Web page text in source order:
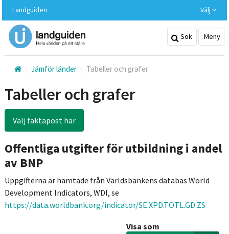
huvudinnehållet
Landguiden Välj
Sök Meny
Jämför länder Tabeller och grafer
Tabeller och grafer
Välj faktapost här
Offentliga utgifter för utbildning i andel
av BNP
Uppgifterna är hämtade från Världsbankens databas World
Development Indicators, WDI, se
https://data.worldbank.org/indicator/SE.XPD.TOTL.GD.ZS
Visa som